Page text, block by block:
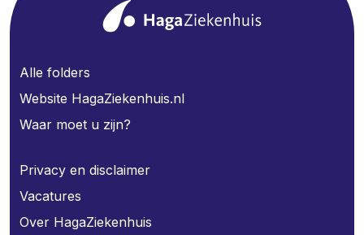
Alle folders
Website HagaZiekenhuis.nl
Waar moet u zijn?
Privacy en disclaimer
Vacatures
Over HagaZiekenhuis